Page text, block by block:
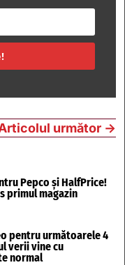
următor →
Pepco și HalfPrice!
primul magazin
pentru următoarele 4
verii vine cu
normal